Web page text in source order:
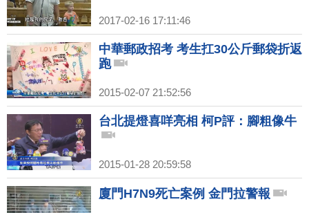
2017-02-16 17:11:46
中華郵政招考 考生扛30公斤郵袋折返
跑
2015-02-07 21:52:56
台北提燈喜咩亮相 柯P評：腳粗像牛
2015-01-28 20:59:58
廈門H7N9死亡案例 金門拉警報